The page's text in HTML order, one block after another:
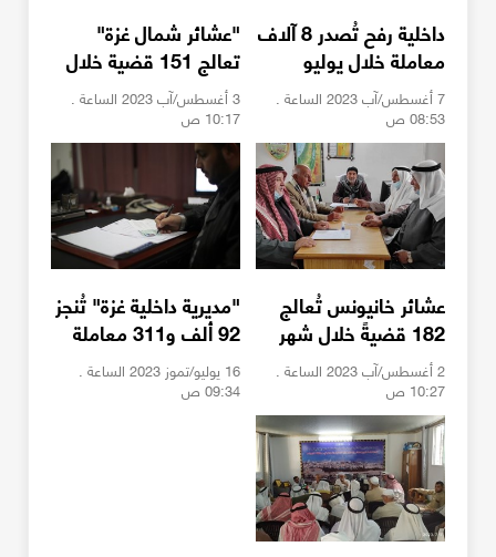
داخلية رفح تُصدر 8 آلاف
معاملة خلال يوليو
7 أغسطس/آب 2023 الساعة .
08:53 ص
"عشائر شمال غزة"
تعالج 151 قضية خلال
يوليو 3 أغسطس/آب 2023 الساعة .
10:17 ص
عشائر خانيونس تُعالج
182 قضيةً خلال شهر
يوليو 2 أغسطس/آب 2023 الساعة .
10:27 ص
"مديرية داخلية غزة" تُنجز
92 ألف و311 معاملة
16 يوليو/تموز 2023 الساعة .
09:34 ص